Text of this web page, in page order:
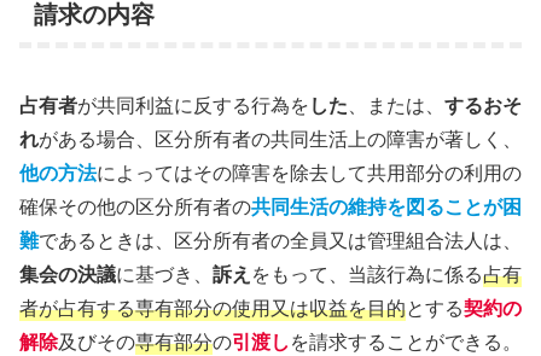
請求の内容
占有者が共同利益に反する行為をした、または、 するおそ
れがある場合、区分所有者の共同生活上の障害が著しく、
他の方法によってはその障害を除去して共用部分の利用の
確保その他の区分所有者の共同生活の維持を図ることが困
難であるときは、区分所有者の全員又は管理組合法人は、
集会の決議に基づき、 訴え をもって、当該行為に係る占有
者が占有する専有部分の使用又は収益を目的とする契約の
解除及びその専有部分の引渡しを請求することができる。